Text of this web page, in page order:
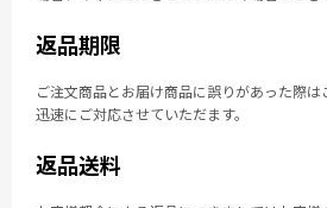
返品期限
ご注文商品とお届け商品に誤りがあった際は
迅速にご対応させていただます。
返品送料